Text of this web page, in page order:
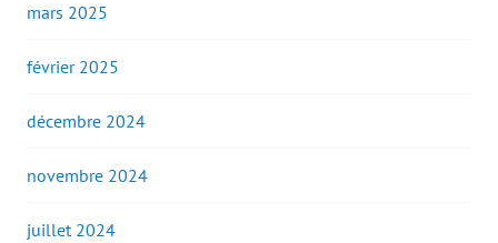
mars 2025
février 2025
décembre 2024
novembre 2024
juillet 2024